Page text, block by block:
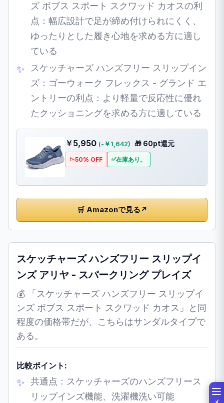
ズ ボブス スポート スクワッド カオスの利
点：幅広設計で足が締め付けられにくく、
ゆったりとした履き心地を求める方に適し
ている
スケッチャーズ ハンズフリー スリップイン
ズ：ゴーウォーク フレックス - グランド エ
ントリーの利点：より軽量で反応性に優れ
たクッショニングを求める方に適している
￥5,950 (-￥1,642) 🎁 60pt還元
50% OFF 在庫あり。
🛒 Amazonで見る ↗
スケッチャーズ ハンズフリー スリップイ
ンズ アリヤ - スパークリング プレイズ
💰 「スケッチャーズ ハンズフリー スリップイ
ンズ ボブス スポート スクワッド カオス」と同
程度の価格帯だが、こちらはサンダルタイプで
ある。
比較ポイント:
共通点：スケッチャーズのハンズフリース
リップインズ機能、洗濯機洗い可能